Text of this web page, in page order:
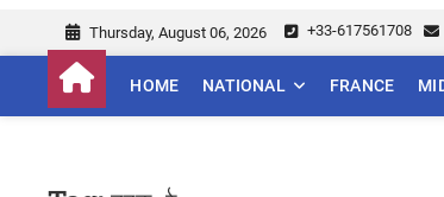
Thursday, August 06, 2026 +33-617561708
HOME NATIONAL FRANCE